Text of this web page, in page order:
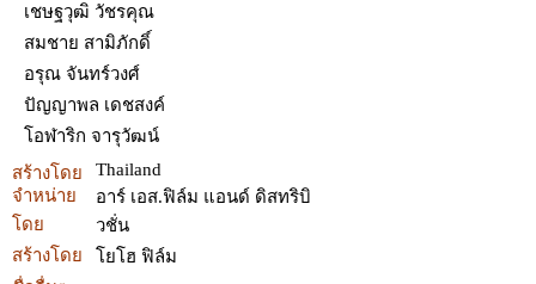
เชษฐวุฒิ วัชรคุณ
สมชาย สามิภักดิ์
อรุณ จันทร์วงศ์
ปัญญาพล เดชสงค์
โอฬาริก จารุวัฒน์
สร้างโดย
Thailand
จำหน่าย
โดย
อาร์ เอส.ฟิล์ม แอนด์ ดิสทริบิ
วชั่น
สร้างโดย
โยโฮ ฟิล์ม